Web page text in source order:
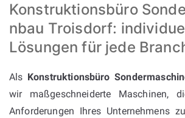
Konstruktionsbüro
nbau Troisdorf:
Lösungen für jede
Als Konstruktionsbüro
wir maßgeschneiderte Maschinen,
Anforderungen Ihres Unternehmens